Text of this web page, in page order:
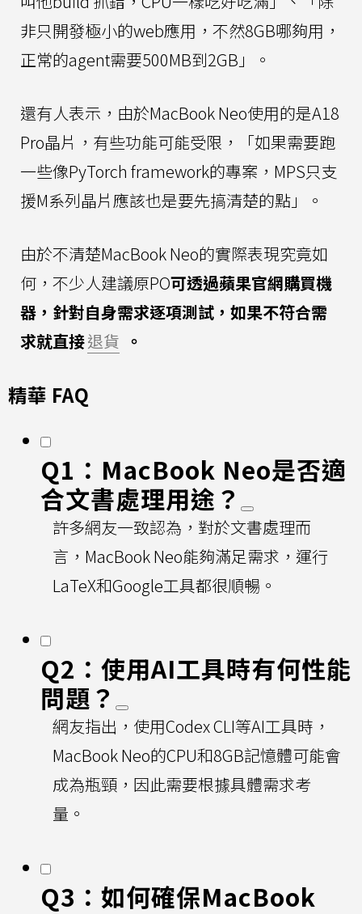
非只開發極小的web應用，不然8GB哪夠用，
正常的agent需要500MB到2GB」。
還有人表示，由於MacBook Neo使用的是A18
Pro晶片，有些功能可能受限，「如果需要跑
一些像PyTorch framework的專案，MPS只支
援M系列晶片應該也是要先搞清楚的點」。
由於不清楚MacBook Neo的實際表現究竟如
何，不少人建議原PO可透過蘋果官網購買機
器，針對自身需求逐項測試，如果不符合需
求就直接退貨 。
精華 FAQ
Q1：MacBook Neo是否適
合文書處理用途？
許多網友一致認為，對於文書處理而
言，MacBook Neo能夠滿足需求，運行
LaTeX和Google工具都很順暢。
Q2：使用AI工具時有何性能
問題？
網友指出，使用Codex CLI等AI工具時，
MacBook Neo的CPU和8GB記憶體可能會
成為瓶頸，因此需要根據具體需求考
量。
Q3：如何確保MacBook